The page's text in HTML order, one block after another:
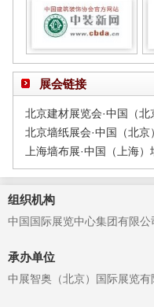
展会链接
北京建材展览会·中国（
北京墙纸展会·中国（北
上海墙布展·中国（上海
组织机构
中国国际展览中心集团有限公
承办单位
中展智奥（北京）国际展览有